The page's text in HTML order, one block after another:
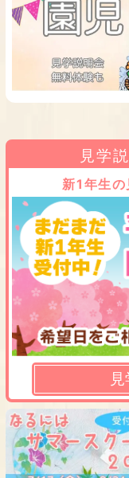
見学
新1年生の